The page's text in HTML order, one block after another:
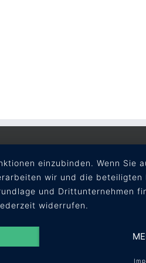
einzubinden. Wenn Sie
wir und die
und Drittunternehmen
widerrufen.